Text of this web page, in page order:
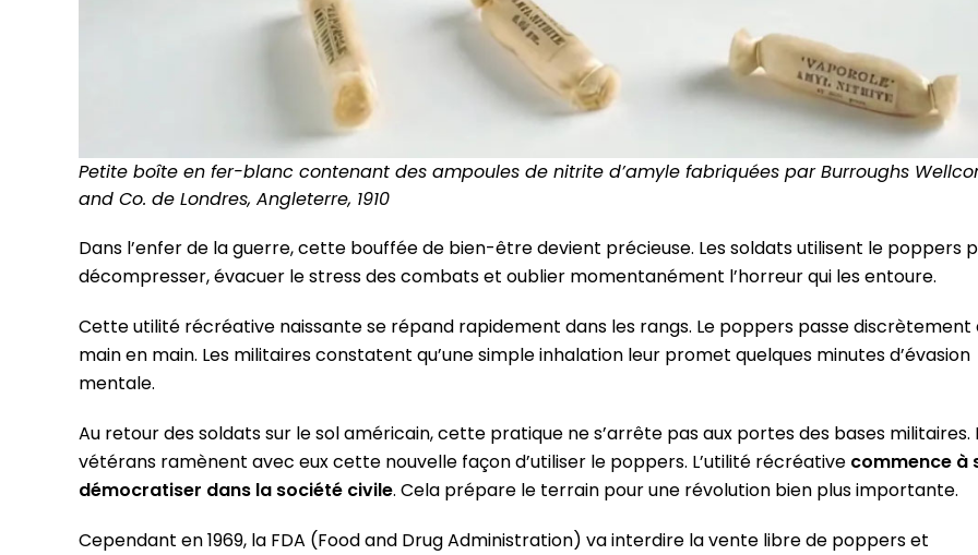
Petite boîte en fer-blanc contenant des ampoules de nitrite d’amyle fabriquées par Burroughs
and Co. de Londres, Angleterre, 1910
Dans l’enfer de la guerre, cette bouffée de bien-être devient précieuse. Les soldats utilisent le poppers
décompresser, évacuer le stress des combats et oublier momentanément l’horreur qui les entoure.
Cette utilité récréative naissante se répand rapidement dans les rangs. Le poppers passe discrètement
main en main. Les militaires constatent qu’une simple inhalation leur promet quelques minutes d’évasion
mentale.
Au retour des soldats sur le sol américain, cette pratique ne s’arrête pas aux portes des bases militaires.
vétérans ramènent avec eux cette nouvelle façon d’utiliser le poppers. L’utilité récréative commence à
démocratiser dans la société civile. Cela prépare le terrain pour une révolution bien plus importante.
Cependant en 1969, la FDA (Food and Drug Administration) va interdire la vente libre de poppers et